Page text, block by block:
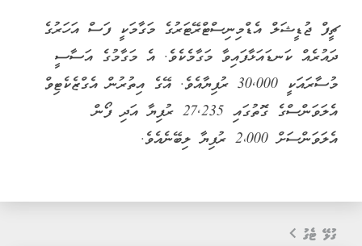
ޗީފް ޖުޑީޝަލް އެޑްމިނިސްޓްރޭޓަރުގެ މަގާމަކީ ފަސް އަހަރުގެ
ދައުރެއް ކަނޑައަޅާފައިވާ މަގާމެކެވެ. އެ މަގާމުގެ އަސާސީ
މުސާރައަކީ 30,000 ރުފިޔާއެވެ. އޭގެ އިތުރުން އެގްޒެކެޓިވް
އެލަވަންސްގެ ގޮތުގައި 27,235 ރުފިޔާ އަދި ފޯން
އެލަވަންސަށް 2،000 ރުފިޔާ ލިބޭނެއެވެ.
ގުޅޭ ޓެގު